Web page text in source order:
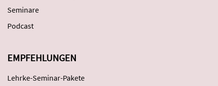
Seminare
Podcast
EMPFEHLUNGEN
Lehrke-Seminar-Pakete